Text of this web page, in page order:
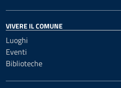
VIVERE IL COMUNE
Luoghi
Eventi
Biblioteche